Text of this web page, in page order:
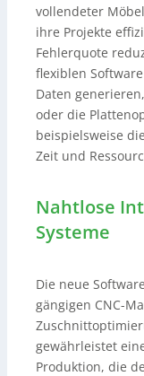
vollendeter
ihre Projekte
Fehlerquote
flexiblen
Daten
oder die
beispielsweise
Zeit und
Nahtlose
Systeme
Die neue
gängigen CNC-
gewährleistet
Produktion, die